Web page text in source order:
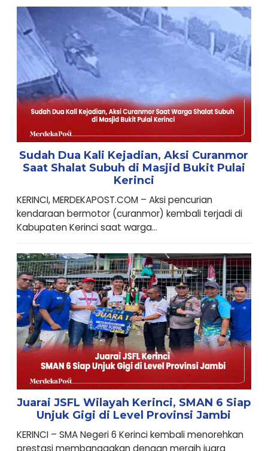
Sudah Dua Kali Kejadian, Aksi Curanmor
Saat Shalat Subuh di Masjid Bukit Pulai
Kerinci
KERINCI, MERDEKAPOST.COM – Aksi pencurian
kendaraan bermotor (curanmor) kembali terjadi di
Kabupaten Kerinci saat warga...
Juarai JSFL Wilayah Kerinci, SMAN 6 Siap
Unjuk Gigi di Level Provinsi Jambi
KERINCI – SMA Negeri 6 Kerinci kembali menorehkan
prestasi membanggakan dengan meraih juara